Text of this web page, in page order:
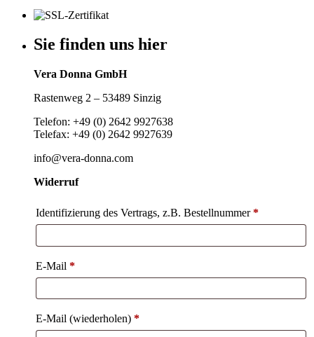
Sie finden uns hier
Vera Donna GmbH
Rastenweg 2 – 53489 Sinzig
Telefon: +49 (0) 2642 9927638
Telefax: +49 (0) 2642 9927639
info@vera-donna.com
Widerruf
Identifizierung des Vertrags, z.B. Bestellnummer*
E-Mail *
E-Mail (wiederholen) *